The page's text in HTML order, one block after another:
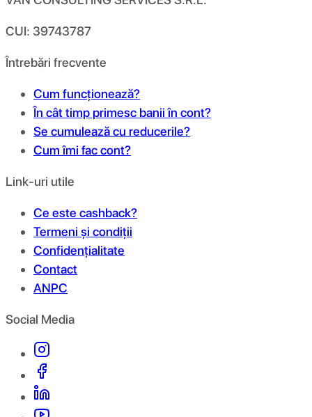
CUI: 39743787
Întrebări frecvente
Cum funcționează?
În cât timp primesc banii în cont?
Se cumulează cu reducerile?
Cum îmi fac cont?
Link-uri utile
Ce este cashback?
Termeni și condiții
Confidențialitate
Contact
ANPC
Social Media